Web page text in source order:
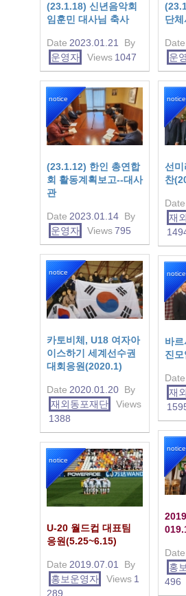
(23.1.18) 신년음악회
임훈민 대사님 축사
Date 2023.01.21
By
운영자
Views 1047
단체
Date
운
notice
(23.1.12) 한인 총연합
회 활동계획보고--대사
관
Date 2023.01.14 By
운영자
Views795
notice
선미
찬
Date
재
notice
카토비체, U18 여자아
이스하기 세계선수권
대회응원(2020.1)
Date 2020.01.20 By
재외동포재단
Views
1388
notice
바
진
Date
재
notice
Date
홍
496
notice
U-20 월드컵 대표팀
응원(5.25~6.15)
Date 2019.07.01
By
홍보운영자
Views 1
289